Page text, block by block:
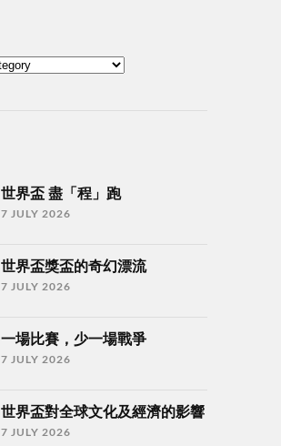
世界盃 盡「程」跑
7 JULY 2026
世界盃獎盃的奇幻漂流
7 JULY 2026
一場比賽，少一場戰爭
7 JULY 2026
世界盃對全球文化及經濟的影響
7 JULY 2026